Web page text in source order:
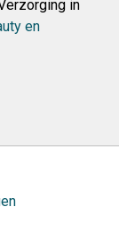
in
en